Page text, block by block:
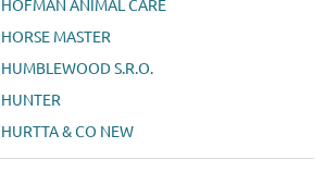
HOFMAN ANIMAL CARE
HORSE MASTER
HUMBLEWOOD S.R.O.
HUNTER
HURTTA & CO NEW